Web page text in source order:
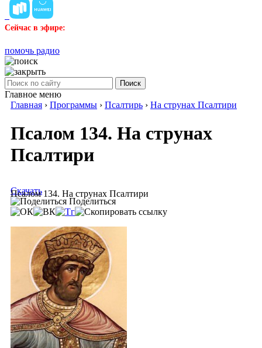
Сейчас в эфире:
помочь радио
Поиск
Главное меню
Главная › Программы › Псалтирь › На струнах Псалтири
Псалом 134. На струнах
Псалтири
Псалом 134. На струнах Псалтири
Скачать
Поделиться